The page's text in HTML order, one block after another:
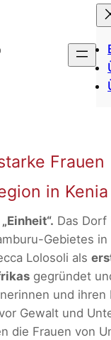
Frauen
in
Das Dorf
Gebietes in
Lolosoli als
gegründet
und ihren
Gewalt und
die Frauen von